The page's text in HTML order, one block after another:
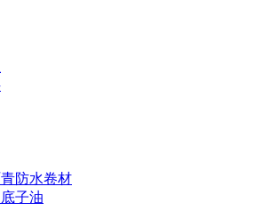
防水卷材
子油